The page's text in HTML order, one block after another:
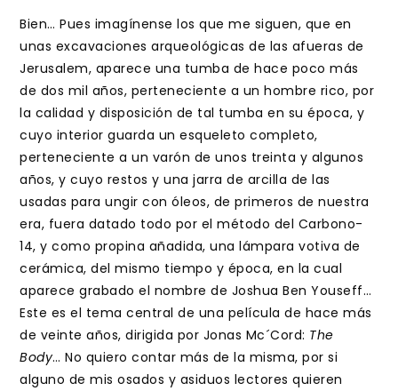
Bien… Pues imagínense los que me siguen, que en
unas excavaciones arqueológicas de las afueras de
Jerusalem, aparece una tumba de hace poco más
de dos mil años, perteneciente a un hombre rico, por
la calidad y disposición de tal tumba en su época, y
cuyo interior guarda un esqueleto completo,
perteneciente a un varón de unos treinta y algunos
años, y cuyo restos y una jarra de arcilla de las
usadas para ungir con óleos, de primeros de nuestra
era, fuera datado todo por el método del Carbono-
14, y como propina añadida, una lámpara votiva de
cerámica, del mismo tiempo y época, en la cual
aparece grabado el nombre de Joshua Ben Youseff…
Este es el tema central de una película de hace más
de veinte años, dirigida por Jonas Mc´Cord: The
Body… No quiero contar más de la misma, por si
alguno de mis osados y asiduos lectores quieren